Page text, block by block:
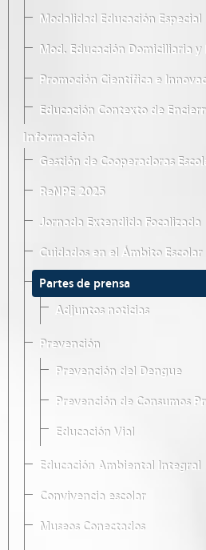
Modalidad Educación Especial
Mod. Educación Domiciliaria y
Promoción Científica e
Educación Contexto de
Información
Gestión de Cooperadoras
ReNPE 2025
Jornada Extendida Focalizada
Cuidados en el Ámbito Escolar
Partes de prensa
Adjuntos noticias
Prevención
Prevención del Dengue
Prevención de Consumos
Educación Vial
Educación Ambiental Integral
Convivencia escolar
Museos Conectados